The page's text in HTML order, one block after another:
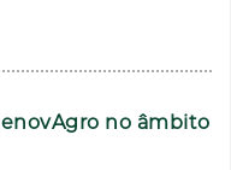
no âmbito